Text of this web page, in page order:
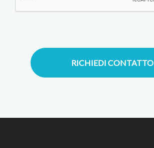
RICHIEDI CONTATTO